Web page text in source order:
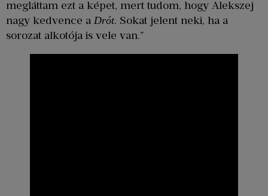
megláttam ezt a képet, mert tudom, hogy Alekszej
nagy kedvence a Drót. Sokat jelent neki, ha a
sorozat alkotója is vele van.”